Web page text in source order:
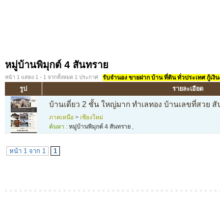
หมู่บ้านพิมุกต์ 4 สันทราย
หน้า 1 แสดง 1 - 1 จากทั้งหมด 1 ประกาศ รับจำนอง ขายฝาก บ้าน ที่ดิน ทั่วประเทศ กู้เงิ
รูป รายละเอียด
บ้านเดี่ยว 2 ชั้น ใหญ่มาก ทำเลทอง บ้านเลขที่สวย สั
ภาคเหนือ > เชียงใหม่
ค้นหา : หมู่บ้านพิมุกต์ 4 สันทราย ,
หน้า 1 จาก 1 1